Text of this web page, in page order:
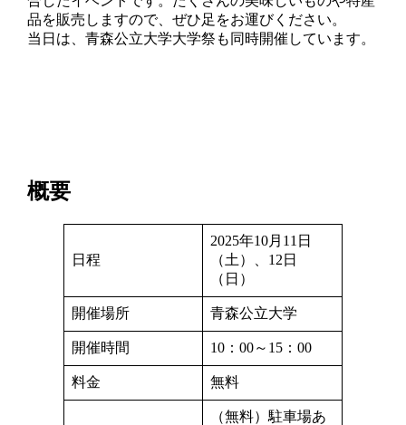
品を販売しますので、ぜひ足をお運びください。
当日は、青森公立大学大学祭も同時開催しています。
概要
日程
2025年10月11日
（土）、12日
（日）
開催場所 青森公立大学
開催時間 10：00～15：00
料金 無料
（無料）駐車場あ